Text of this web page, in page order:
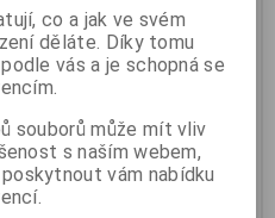
Stojan montážní UNIOR
skládací
Výrobce:
Záruka (měsíců):24
Dodací lhůta (dnů) 1 -7
Skladem: Na dotaz Ks
co a jak ve svém
děláte. Díky tomu
vás a je schopná se
souborů může mít vliv
s naším webem,
vám nabídku